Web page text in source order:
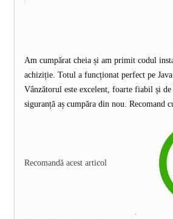
Am cumpărat cheia și am primit codul
achiziție. Totul a funcționat perfect pe
Vânzătorul este excelent, foarte fiabil și
siguranță aș cumpăra din nou. Recomand
Recomandă acest articol